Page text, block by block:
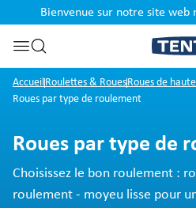
Passer à la recherche
Bienvenue sur notre site web
AccueilRoulettes & RouesRoues de
Roues par type de roulement
Roues par type de
Choisissez le bon roulement :
roulement - moyeu lisse pour